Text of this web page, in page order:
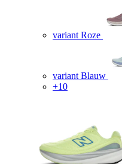
variant Roze
variant Blauw
+10